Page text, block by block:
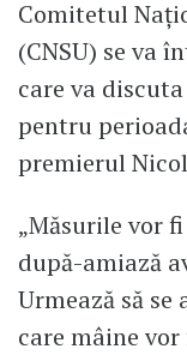
Comitetul
(CNSU) se va
care va
pentru
premierul
„Măsurile vor
după-amiază
Urmează să
care mâine